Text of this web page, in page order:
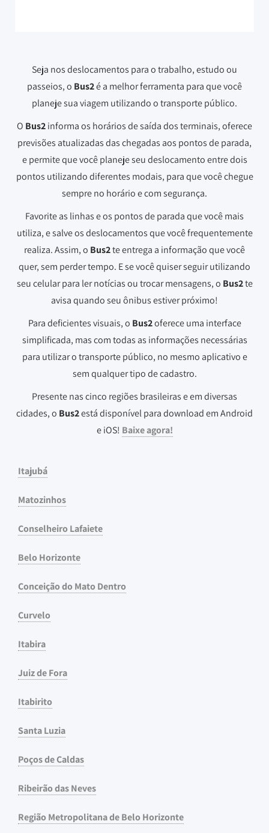
Seja nos deslocamentos para o trabalho, estudo ou
passeios, o Bus2é a melhor ferramenta para que você
planeje sua viagem utilizando o transporte público.
O Bus2informa os horários de saída dos terminais, oferece
previsões atualizadas das chegadas aos pontos de parada,
e permite que você planeje seu deslocamento entre dois
pontos utilizando diferentes modais, para que você chegue
sempre no horário e com segurança.
Favorite as linhas e os pontos de parada que você mais
utiliza, e salve os deslocamentos que você frequentemente
realiza. Assim, o Bus2te entrega a informação que você
quer, sem perder tempo. E se você quiser seguir utilizando
seu celular para ler notícias ou trocar mensagens, o Bus2te
avisa quando seu ônibus estiver próximo!
Para deficientes visuais, o Bus2oferece uma interface
simplificada, mas com todas as informações necessárias
para utilizar o transporte público, no mesmo aplicativo e
sem qualquer tipo de cadastro.
Presente nas cinco regiões brasileiras e em diversas
cidades, o Bus2está disponível para download em Android
e iOS! Baixe agora!
Itajubá
Matozinhos
Conselheiro Lafaiete
Belo Horizonte
Conceição do Mato Dentro
Curvelo
Itabira
Juiz de Fora
Itabirito
Santa Luzia
Poços de Caldas
Ribeirão das Neves
Região Metropolitana de Belo Horizonte